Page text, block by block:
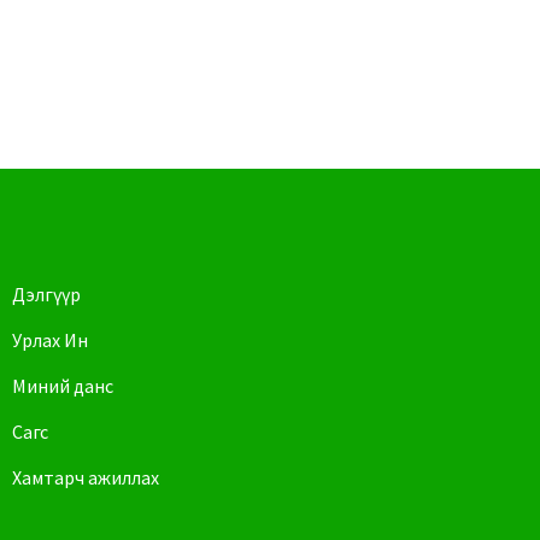
Дэлгүүр
Урлах Ин
Миний данс
Сагс
Хамтарч ажиллах